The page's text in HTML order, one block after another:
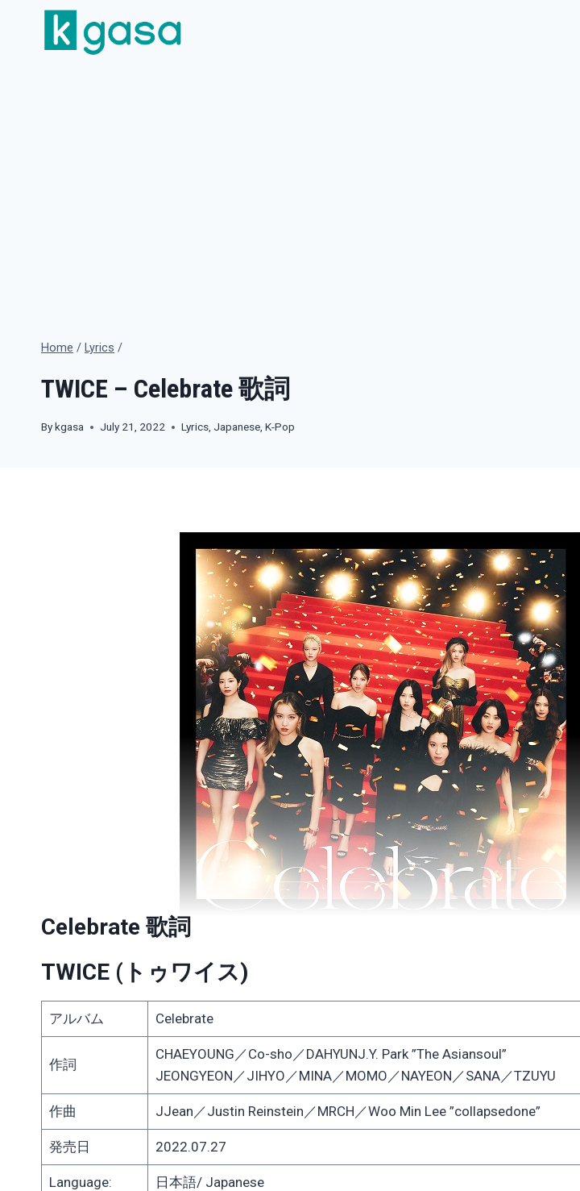
content
Home / Lyrics /
TWICE – Celebrate 歌詞
Bykgasa July 21, 2022 Lyrics, Japanese,K-Pop
Celebrate 歌詞
TWICE (トゥワイス)
アルバム Celebrate
作詞
CHAEYOUNG／Co-sho／DAHYUNJ.Y. Park ”The Asiansoul”
JEONGYEON／JIHYO／MINA／MOMO／NAYEON／SANA／TZUYU
作曲 JJean／Justin Reinstein／MRCH／Woo Min Lee ”collapsedone”
発売日 2022.07.27
Language: 日本語/ Japanese